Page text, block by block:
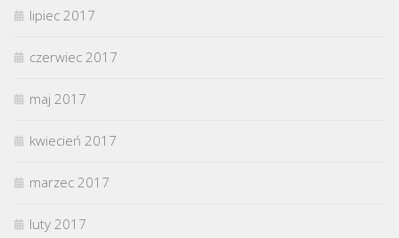
lipiec 2017
czerwiec 2017
maj 2017
kwiecień 2017
marzec 2017
luty 2017